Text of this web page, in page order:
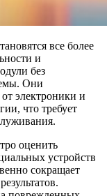
все более
и
без
Они
электроники и
что требует
оценить
устройств
сокращает